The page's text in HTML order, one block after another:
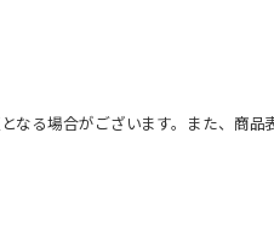
る場合がございます。また、商品